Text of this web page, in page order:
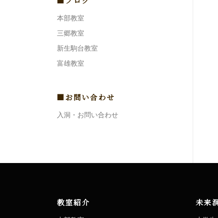
本部教室
三郷教室
新生駒台教室
富雄教室
■お問い合わせ
入洞・お問い合わせ
教室紹介 未来